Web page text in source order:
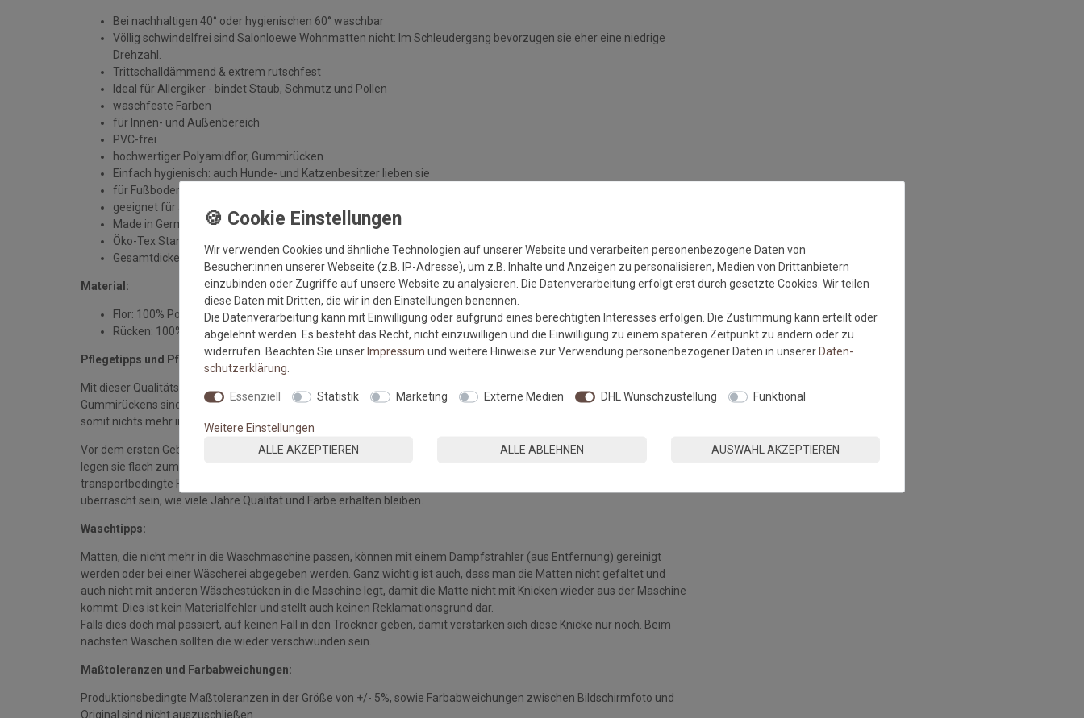
Bei nachhaltigen 40° oder hygienischen 60° waschbar
Völlig schwindelfrei sind Salonloewe Wohnmatten nicht: Im Schleudergang bevorzugen sie eher eine niedrige
Drehzahl.
Trittschalldämmend & extrem rutschfest
Ideal für Allergiker - bindet Staub, Schmutz und Pollen
waschfeste Farben
für Innen- und Außenbereich
PVC-frei
hochwertiger Polyamidflor, Gummirücken
Einfach hygienisch: auch Hunde- und Katzenbesitzer lieben sie
für Fußbodenheizung geeignet
geeignet für alle sauberen, trockenen und unbehandelten Böden
Made in Germany
Öko-Tex Standard 100
Gesamtdicke: ca. 7 mm
Material:
Flor: 100% Polyamid
Rücken: 100% Gummi
Pflegetipps und Pflegehinweise:
Mit dieser Qualitätsmatte sichern Sie sich waschbare Fußmatten, die zu 100% PVC-frei sind. Dank eines hochwertigen
Gummirückens sind die Fußmatten absolut ruschfest. Einem sicheren Gebrauch auch auf Fußbodenheizungen steht
somit nichts mehr im Wege.
Vor dem ersten Gebrauch waschen Sie die Fußmatte separat bei angegebener Temperatur mit Feinwaschmittel und
legen sie flach zum Trocknen aus. Dadurch richten sich die Fasern auf, der Mattenflor wird aktiviert und
transportbedingte Falten und Knicke werden wieder glatt. Pflegen Sie so Ihre Fußmatte regelmäßig und Sie werden
überrascht sein, wie viele Jahre Qualität und Farbe erhalten bleiben.
Waschtipps:
Matten, die nicht mehr in die Waschmaschine passen, können mit einem Dampfstrahler (aus Entfernung) gereinigt
werden oder bei einer Wäscherei abgegeben werden. Ganz wichtig ist auch, dass man die Matten nicht gefaltet und
auch nicht mit anderen Wäschestücken in die Maschine legt, damit die Matte nicht mit Knicken wieder aus der Maschine
kommt. Dies ist kein Materialfehler und stellt auch keinen Reklamationsgrund dar.
Falls dies doch mal passiert, auf keinen Fall in den Trockner geben, damit verstärken sich diese Knicke nur noch. Beim
nächsten Waschen sollten die wieder verschwunden sein.
Maßtoleranzen und Farbabweichungen:
Produktionsbedingte Maßtoleranzen in der Größe von +/- 5%, sowie Farbabweichungen zwischen Bildschirmfoto und
Original sind nicht auszuschließen
Wir verwenden Cookies und ähnliche Technologien auf unserer Website und verarbeiten personenbezogene Daten von
Besucher:innen unserer Webseite (z.B. IP-Adresse), um z.B. Inhalte und Anzeigen zu personalisieren, Medien von Drittanbietern
einzubinden oder Zugriffe auf unsere Website zu analysieren. Die Datenverarbeitung erfolgt erst durch gesetzte Cookies. Wir teilen
diese Daten mit Dritten, die wir in den Einstellungen benennen.
Die Datenverarbeitung kann mit Einwilligung oder aufgrund eines berechtigten Interesses erfolgen. Die Zustimmung kann erteilt oder
abgelehnt werden. Es besteht das Recht, nicht einzuwilligen und die Einwilligung zu einem späteren Zeitpunkt zu ändern oder zu
widerrufen. Beachten Sie unserImpressum und weitere Hinweise zur Verwendung personenbezogener Daten in unsererDaten­
schutz­erklärung
Essenziell Statistik Marketing Externe Medien DHL Wunschzustellung Funktional
Weitere Einstellungen
ALLE AKZEPTIEREN
ALLE ABLEHNEN AUSWAHL AKZEPTIEREN